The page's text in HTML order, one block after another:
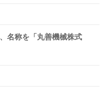
名称を「丸善機械株式